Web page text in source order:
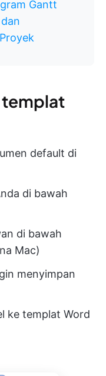
Gantt
templat
default di
di bawah
di bawah
Mac)
menyimpan
ke templat Word